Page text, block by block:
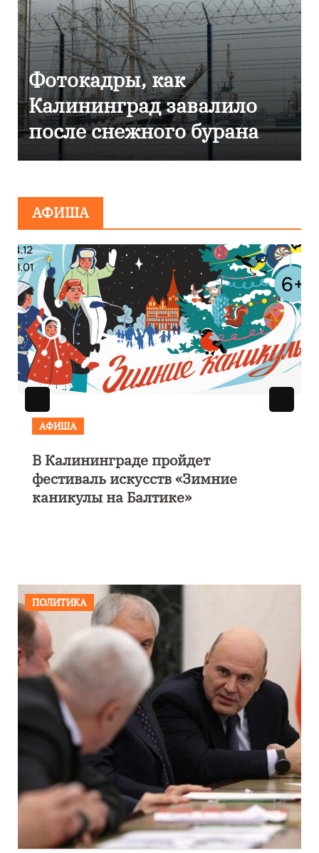
Фоторепортаж как в
Калининграде
эвакуировали ТЦ из-за
сообщения о
АФИША
АФИША
В Калининграде пройдет
фестиваль искусств «Зимние
каникулы на Балтике»
ПОЛИТИКА